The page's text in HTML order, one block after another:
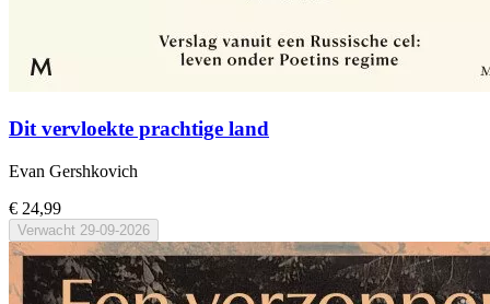
Dit vervloekte prachtige land
Evan Gershkovich
€ 24,99
Verwacht 29-09-2026